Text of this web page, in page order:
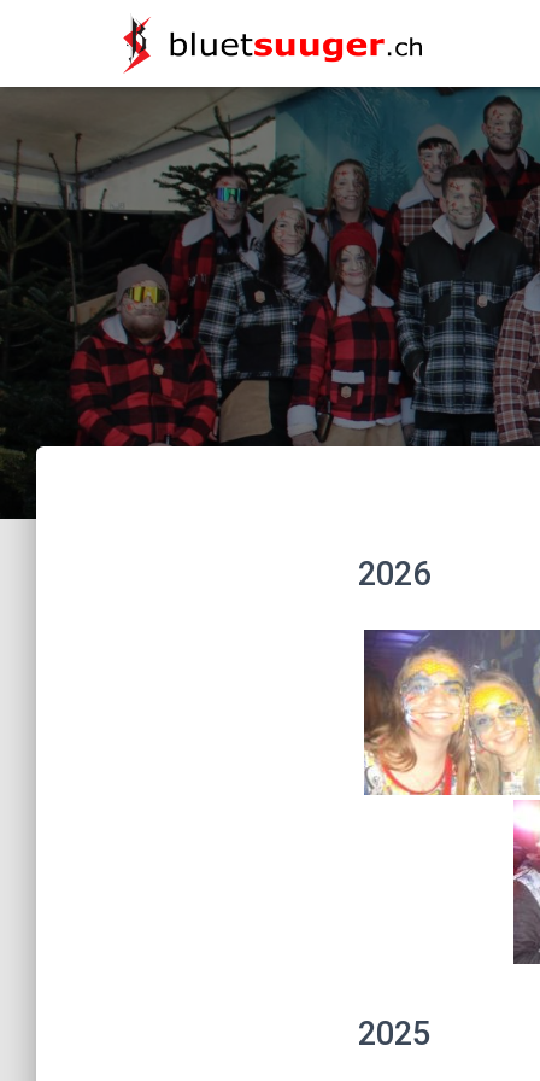
2026
2025